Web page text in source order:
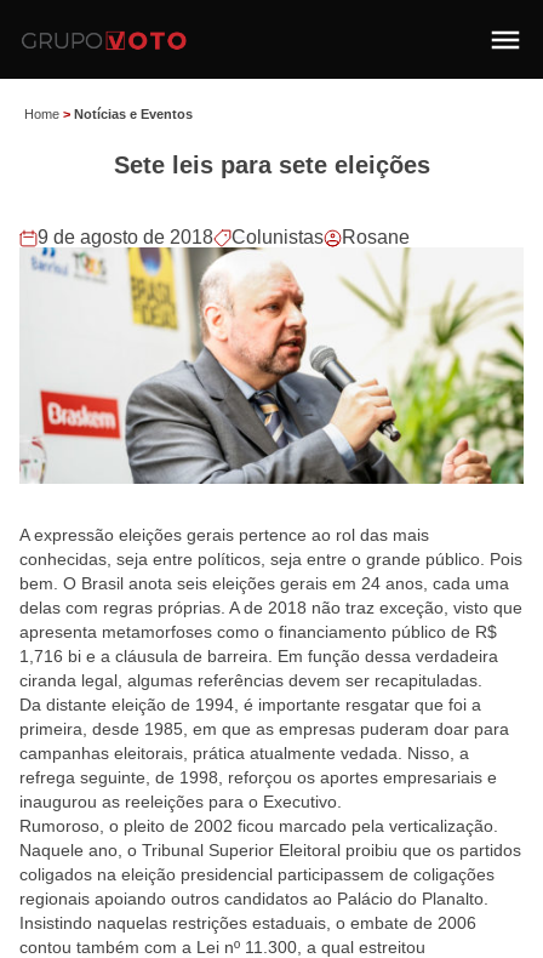
Home > Notícias e Eventos
Sete leis para sete eleições
9 de agosto de 2018 Colunistas Rosane
A expressão eleições gerais pertence ao rol das mais
conhecidas, seja entre políticos, seja entre o grande público. Pois
bem. O Brasil anota seis eleições gerais em 24 anos, cada uma
delas com regras próprias. A de 2018 não traz exceção, visto que
apresenta metamorfoses como o financiamento público de R$
1,716 bi e a cláusula de barreira. Em função dessa verdadeira
ciranda legal, algumas referências devem ser recapituladas.
Da distante eleição de 1994, é importante resgatar que foi a
primeira, desde 1985, em que as empresas puderam doar para
campanhas eleitorais, prática atualmente vedada. Nisso, a
refrega seguinte, de 1998, reforçou os aportes empresariais e
inaugurou as reeleições para o Executivo.
Rumoroso, o pleito de 2002 ficou marcado pela verticalização.
Naquele ano, o Tribunal Superior Eleitoral proibiu que os partidos
coligados na eleição presidencial participassem de coligações
regionais apoiando outros candidatos ao Palácio do Planalto.
Insistindo naquelas restrições estaduais, o embate de 2006
contou também com a Lei nº 11.300, a qual estreitou